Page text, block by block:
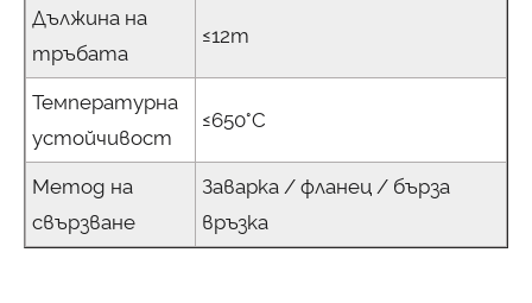
Дължина на
тръбата
≤12m
Температурна
устойчивост
≤650°C
Метод на
свързване
Заварка / фланец / бърза
връзка